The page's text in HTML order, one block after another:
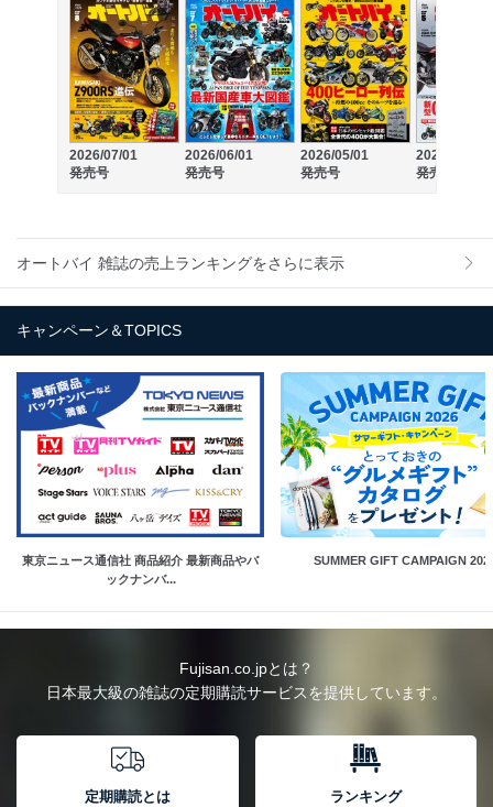
2026/07/01
発売号
2026/06/01
発売号
2026/05/01
発売号
2026/04/01
発売号
オートバイ 雑誌の売上ランキングをさらに表示
キャンペーン＆TOPICS
東京ニュース通信社 商品紹介 最新商品やバ
ックナンバ...
SUMMER GIFT CAMPAIGN
Fujisan.co.jpとは？
日本最大級の雑誌の定期購読サービスを提供しています。
定期購読とは ランキング